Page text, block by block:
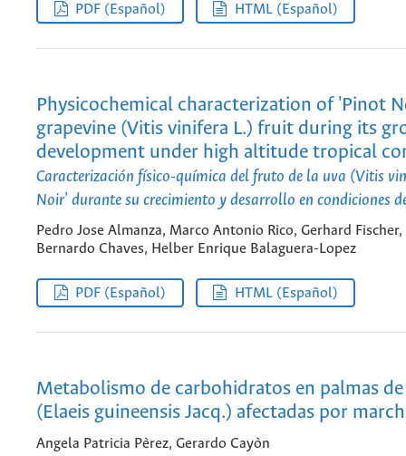
PDF (Español) HTML (Español)
Physicochemical characterization of 'Pinot
grapevine (Vitis vinifera L.) fruit during its
development under high altitude tropical
Caracterización físico-química del fruto de la uva (Vitis
Noir' durante su crecimiento y desarrollo en condiciones
Pedro Jose Almanza, Marco Antonio Rico, Gerhard Fischer,
Bernardo Chaves, Helber Enrique Balaguera-Lopez
PDF (Español) HTML (Español)
Metabolismo de carbohidratos en palmas de
(Elaeis guineensis Jacq.) afectadas por
Angela Patricia Pèrez, Gerardo Cayòn